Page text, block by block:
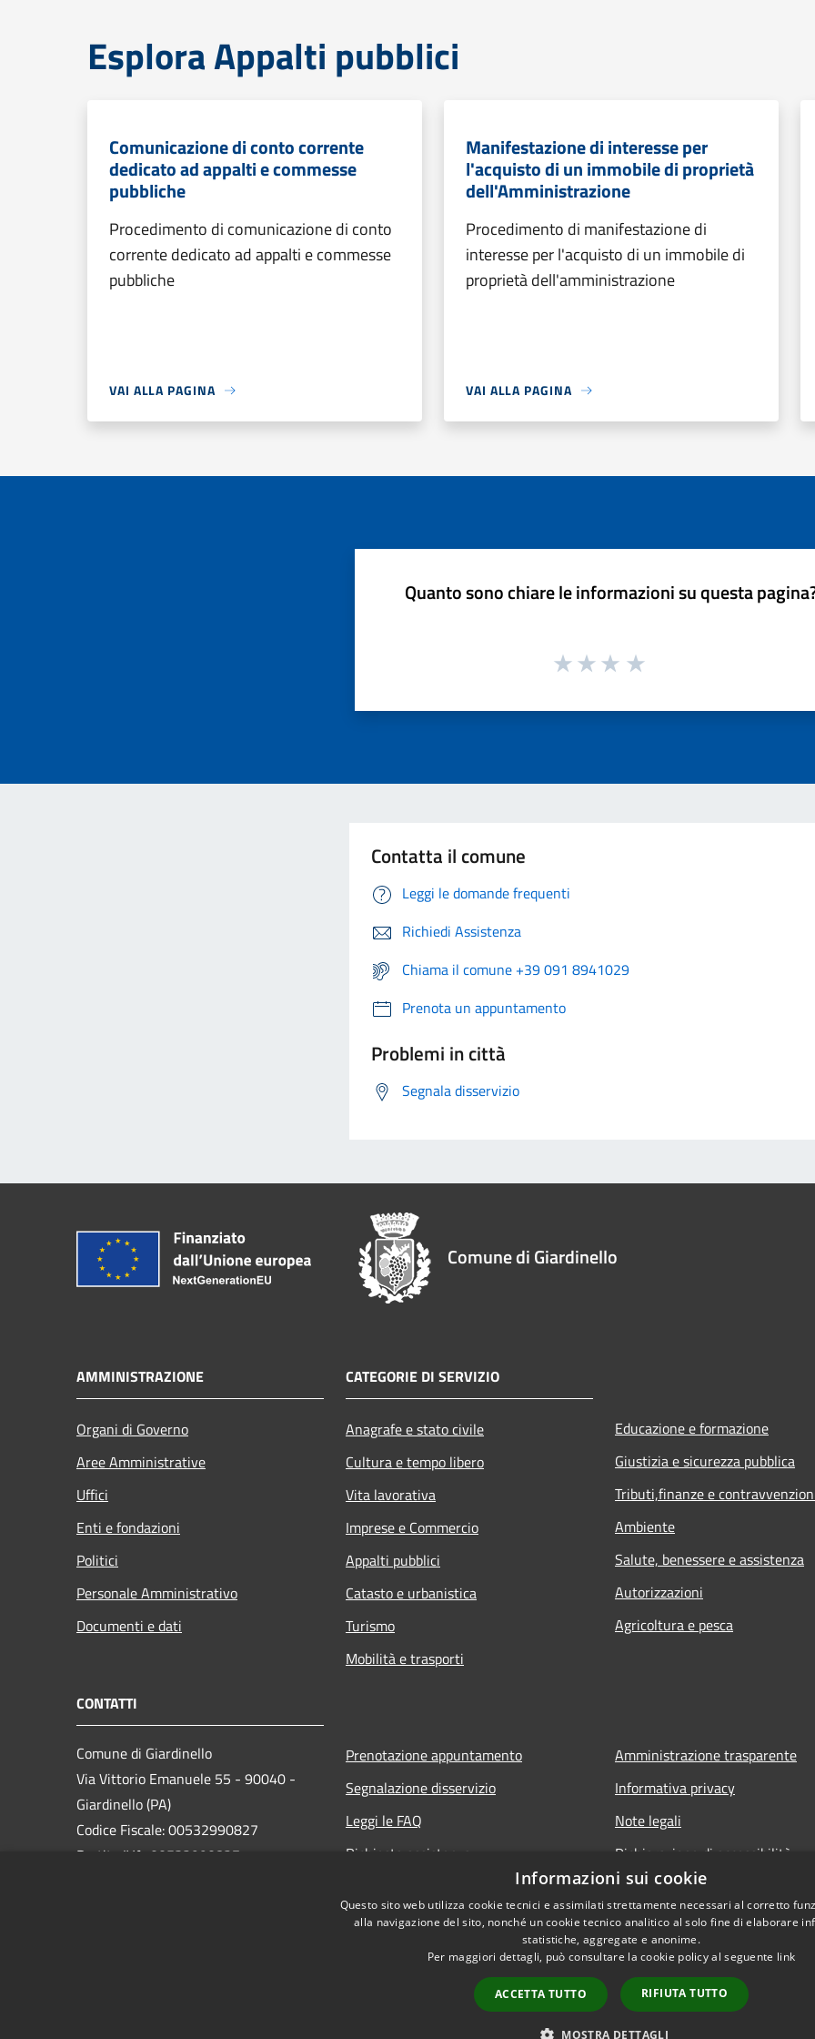
Esplora Appalti pubblici
Comunicazione di conto corrente
dedicato ad appalti e commesse
pubbliche
Procedimento di comunicazione di conto
corrente dedicato ad appalti e commesse
pubbliche
VAI ALLA PAGINA
Manifestazione di interesse per
l'acquisto di un immobile di proprietà
dell'Amministrazione
Procedimento di manifestazione di
interesse per l'acquisto di un immobile di
proprietà dell'amministrazione
VAI ALLA PAGINA
Quanto sono chiare le informazioni su questa
Contatta il comune
Leggi le domande frequenti
Richiedi Assistenza
Chiama il comune +39 091 8941029
Prenota un appuntamento
Problemi in città
Segnala disservizio
Comune di Giardinello
AMMINISTRAZIONE
Organi di Governo
Aree Amministrative
Uffici
Enti e fondazioni
Politici
Personale Amministrativo
Documenti e dati
CATEGORIE DI SERVIZIO
Anagrafe e stato civile
Cultura e tempo libero
Vita lavorativa
Imprese e Commercio
Appalti pubblici
Catasto e urbanistica
Turismo
Mobilità e trasporti
Educazione e formazione
Giustizia e sicurezza pubblica
Tributi,finanze e
Ambiente
Salute, benessere e assistenza
Autorizzazioni
Agricoltura e pesca
CONTATTI
Comune di Giardinello
Via Vittorio Emanuele 55 - 90040 -
Giardinello (PA)
Codice Fiscale: 00532990827
Partita IVA: 00532990827
Prenotazione appuntamento
Segnalazione disservizio
Leggi le FAQ
Richiesta assistenza
Amministrazione trasparente
Informativa privacy
Note legali
Dichiarazione di accessibilità
Copyright © 2026 • Comune di
Informazioni sui cookie
Questo sito web utilizza cookie tecnici e assimilati strettamente necessari al corretto
alla navigazione del sito, nonché un cookie tecnico analitico al solo fine di elaborare
statistiche, aggregate e anonime.
Per maggiori dettagli, può consultare la cookie policy al seguente link
ACCETTA TUTTO RIFIUTA TUTTO
MOSTRA DETTAGLI